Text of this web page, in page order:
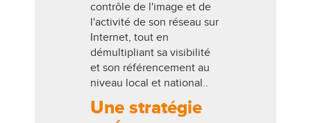
contrôle de l'image et de
l'activité de son réseau sur
Internet, tout en
démultipliant sa visibilité
et son référencement au
niveau local et national..
Une stratégie